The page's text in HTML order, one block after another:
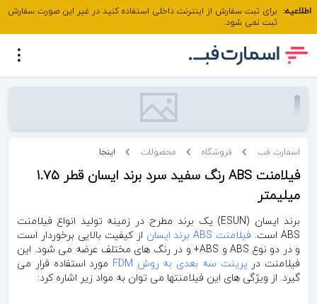
اطلاعیه: برای ثبت سفارش از اینترنت داخلی استفاده کنید در غیر این صورت سفارش
ثبت نمی شود.
اسمارت فب فروشگاه محصولات اینجا
فیلامنت ABS رنگ سفید سرد برند ایسان قطر 1.75
میلیمتر
برند ایسان (ESUN) یک برند مطرح در زمینه تولید انواع فیلامنت
ABS است.
فیلامنت ABS برند ایسان
از کیفیت بالایی برخوردار است
و در دو نوع ABS و ABS+ و در رنگ های مختلف عرضه می شود. این
فیلامنت در پرینت سه بعدی به روش FDM
مورد استفاده قرار می
گیرد. از ویژگی های این فیلامنتها می توان به مواد زیر اشاره کرد: